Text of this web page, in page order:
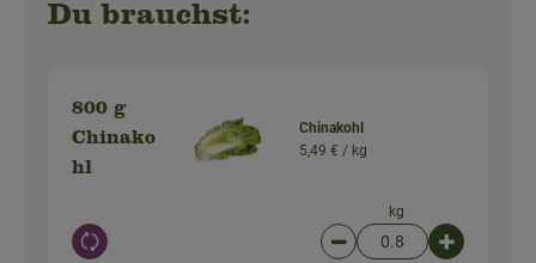
Du brauchst:
800 g
Chinako
hl
Auswahl ändern
Chinakohl
5,49 € / kg
kg
Artikelanzahl